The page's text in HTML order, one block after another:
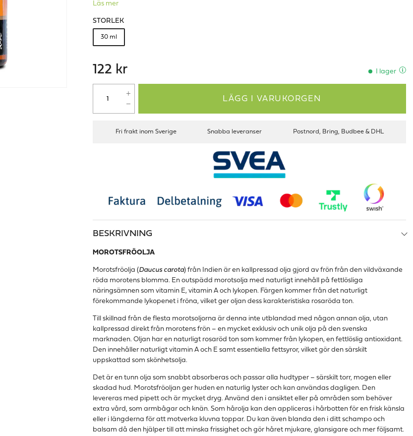
Läs mer
STORLEK
30 ml
122 kr I lager
LÄGG I VARUKORGEN
Fri frakt inom Sverige Snabba leveranser Postnord, Bring, Budbee & DHL
BESKRIVNING
MOROTSFRÖOLJA
Morotsfröolja (Daucus carota) från Indien är en kallpressad olja gjord av frön från den vildväxande
röda morotens blomma. En outspädd morotsolja med naturligt innehåll på fettlösliga
näringsämnen som vitamin E, vitamin A och lykopen. Färgen kommer från det naturligt
förekommande lykopenet i fröna, vilket ger oljan dess karakteristiska rosaröda ton.
Till skillnad från de flesta morotsoljorna är denna inte utblandad med någon annan olja, utan
kallpressad direkt från morotens frön – en mycket exklusiv och unik olja på den svenska
marknaden. Oljan har en naturligt rosaröd ton som kommer från lykopen, en fettlöslig antioxidant.
Den innehåller naturligt vitamin A och E samt essentiella fettsyror, vilket gör den särskilt
uppskattad som skönhetsolja.
Det är en tunn olja som snabbt absorberas och passar alla hudtyper – särskilt torr, mogen eller
skadad hud. Morotsfröoljan ger huden en naturlig lyster och kan användas dagligen. Den
levereras med pipett och är mycket dryg. Använd den i ansiktet eller på områden som behöver
extra vård, som armbågar och knän. Som hårolja kan den appliceras i hårbotten för en frisk känsla
eller i längderna för att motverka kluvna toppar. Du kan även blanda den i ditt schampo och
balsam då den hjälper till att minska frissighet och gör håret mjukare, glansigare och mer följsamt.